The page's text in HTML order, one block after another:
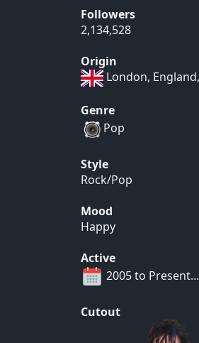
Followers
2,134,528
Origin
London,
Genre
Pop
Style
Rock/Pop
Mood
Happy
Active
2005 to Present...
Cutout